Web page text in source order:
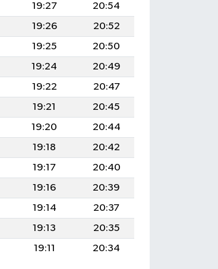
19:27
20:54
19:26
20:52
19:25
20:50
19:24
20:49
19:22
20:47
19:21
20:45
19:20
20:44
19:18
20:42
19:17
20:40
19:16
20:39
19:14
20:37
19:13
20:35
19:11 20:34